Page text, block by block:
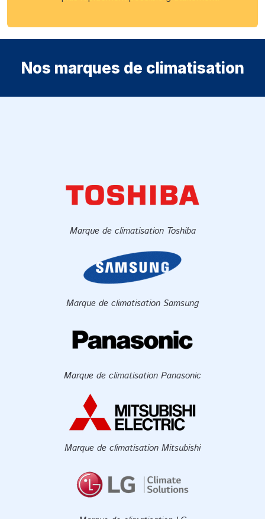
Nos marques de climatisation
Marque de climatisation Toshiba
Marque de climatisation Samsung
Marque de climatisation Panasonic
Marque de climatisation Mitsubishi